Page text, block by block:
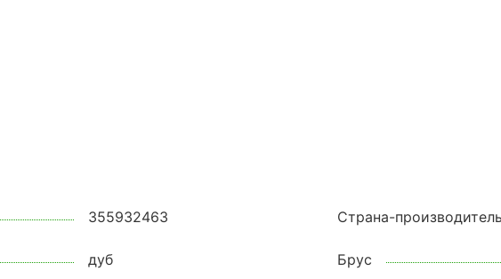
355932463 Страна-производитель
дуб Брус